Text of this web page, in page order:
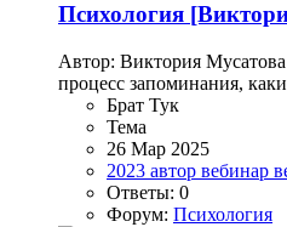
Психология
Автор: Виктория
процесс запоминания,
Брат Тук
Тема
26 Мар 2025
2023 автор вебинар
Ответы: 0
Форум: Психология